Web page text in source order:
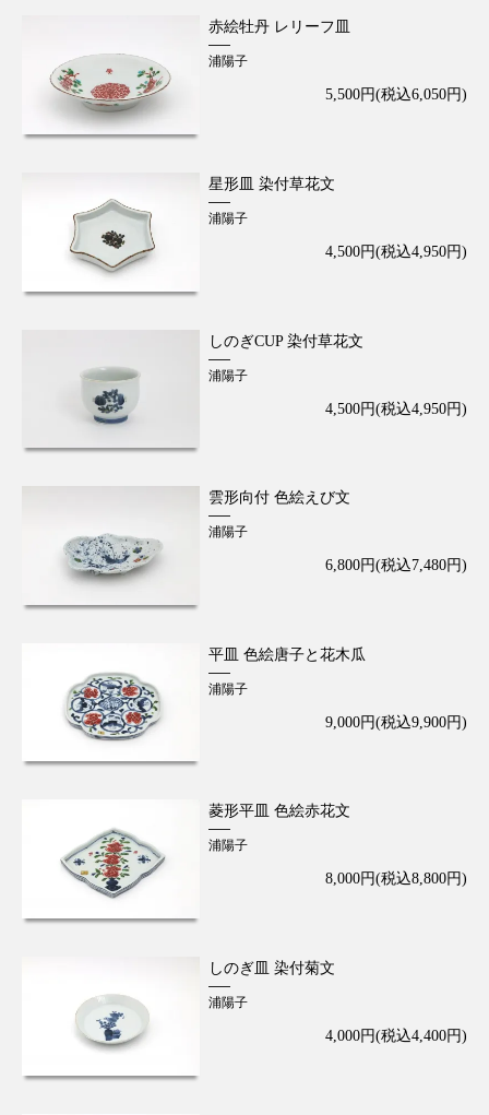
赤絵牡丹 レリーフ皿
浦陽子
5,500円(税込6,050円)
星形皿 染付草花文
浦陽子
4,500円(税込4,950円)
しのぎCUP 染付草花文
浦陽子
4,500円(税込4,950円)
雲形向付 色絵えび文
浦陽子
6,800円(税込7,480円)
平皿 色絵唐子と花木瓜
浦陽子
9,000円(税込9,900円)
菱形平皿 色絵赤花文
浦陽子
8,000円(税込8,800円)
しのぎ皿 染付菊文
浦陽子
4,000円(税込4,400円)